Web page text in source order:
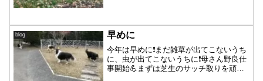
く雨予報😣しばらく外では遊べなさそう
なので、今日も凛ちゃんお...
blog 早めに
今年は早めに❗️まだ雑草が出てこないうち
に、虫が出てこないうちに❗️母さん野良仕
事開始💪まずは芝生のサッチ取りを頑張